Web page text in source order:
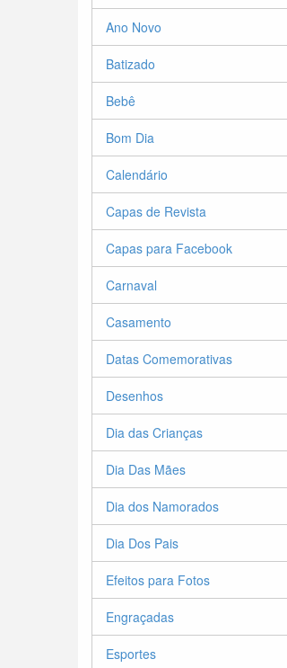
Ano Novo
Batizado
Bebê
Bom Dia
Calendário
Capas de Revista
Capas para Facebook
Carnaval
Casamento
Datas Comemorativas
Desenhos
Dia das Crianças
Dia Das Mães
Dia dos Namorados
Dia Dos Pais
Efeitos para Fotos
Engraçadas
Esportes